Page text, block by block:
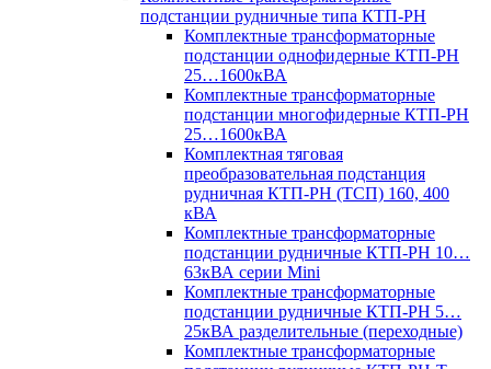
подстанции рудничные типа КТП-РН
Комплектные трансформаторные
подстанции однофидерные КТП-РН
25…1600кВА
Комплектные трансформаторные
подстанции многофидерные КТП-РН
25…1600кВА
Комплектная тяговая
преобразовательная подстанция
рудничная КТП-РН (ТСП) 160, 400
кВА
Комплектные трансформаторные
подстанции рудничные КТП-РН 10…
63кВА серии Mini
Комплектные трансформаторные
подстанции рудничные КТП-РН 5…
25кВА разделительные (переходные)
Комплектные трансформаторные